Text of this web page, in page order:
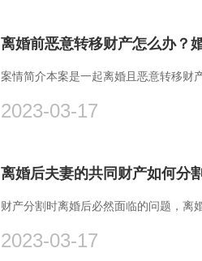
离婚前恶意转移财产怎么办？
案情简介本案是一起离婚且恶意转移财
2023-03-17
离婚后夫妻的共同财产如何分
财产分割时离婚后必然面临的问题，离
2023-03-17